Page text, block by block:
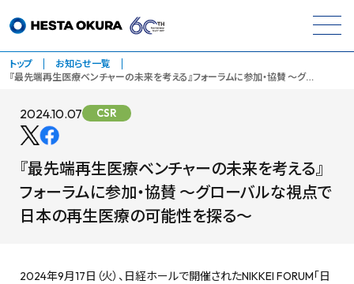
トップ
お知らせ一覧
『最先端再生医療ベンチャーの未来を考える』フォーラムに参加・協賛 ～グ…
2024.10.07 CSR
『最先端再生医療ベンチャーの未来を考える』
フォーラムに参加・協賛 ～グローバルな視点で
日本の再生医療の可能性を探る～
2024年9月17日（火）、日経ホールで開催されたNIKKEI FORUM「日